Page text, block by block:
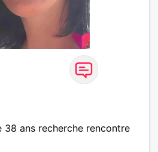
38 ans recherche rencontre